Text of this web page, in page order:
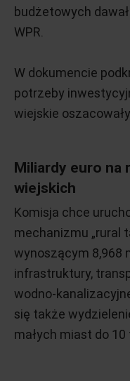
budżetowych
WPR.
W dokumencie
potrzeby
wiejskie
Miliardy euro na
wiejskich
Komisja chce
mechanizmu „rural
wynoszącym 8,968
infrastruktury,
wodno-
się także
małych miast do